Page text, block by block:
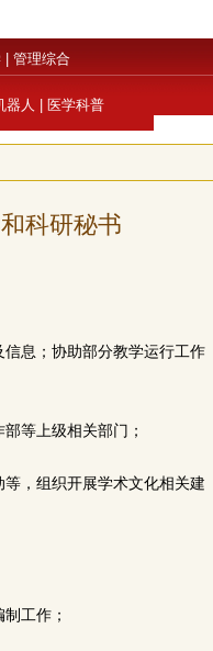
管理综合
器人 医学科普
科研秘书
息；协助部分教学运行工作
等上级相关部门；
，组织开展学术文化相关建
工作；